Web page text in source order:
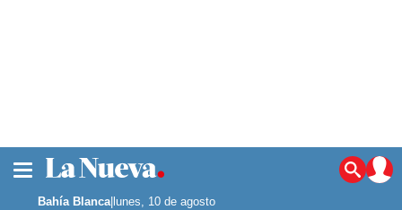
Noticias
La ciudad
Bahía Blanca|lunes, 10 de agosto